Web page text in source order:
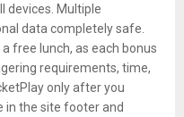
devices. Multiple
data completely safe.
free lunch, as each bonus
requirements, time,
only after you
in the site footer and